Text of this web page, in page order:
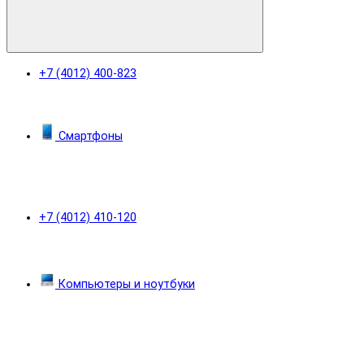
+7 (4012) 400-823
+7 (4012) 410-120
Смартфоны
Компьютеры и ноутбуки